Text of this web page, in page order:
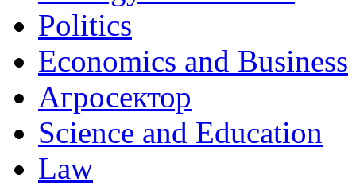
Politics
Economics and Business
Агросектор
Science and Education
Law